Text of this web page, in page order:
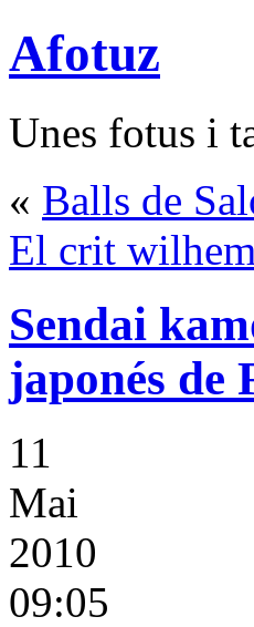
Afotuz
Unes fotus i
« Balls de
El crit
Sendai
japonés de
11
Mai
2010
09:05